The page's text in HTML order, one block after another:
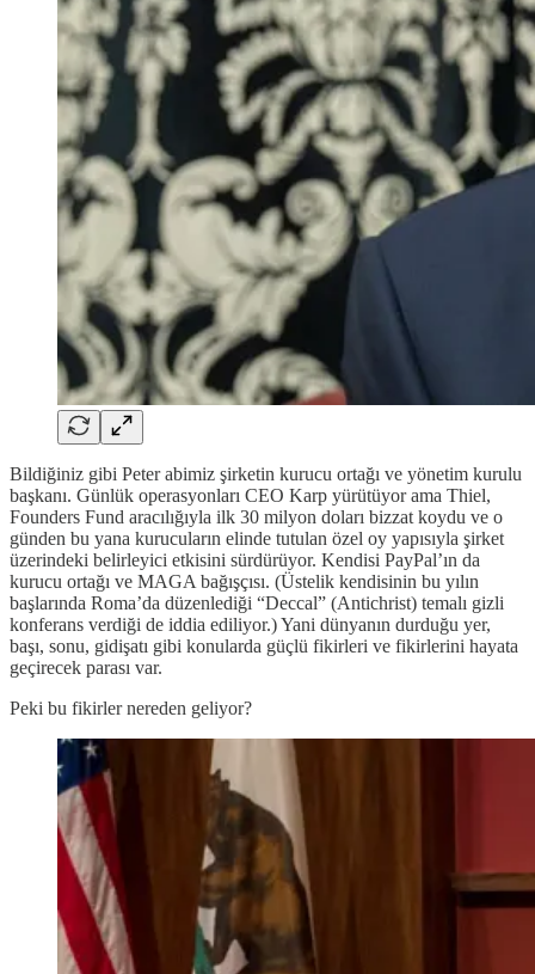
Bildiğiniz gibi Peter abimiz şirketin kurucu ortağı ve yönetim kurulu
başkanı. Günlük operasyonları CEO Karp yürütüyor ama Thiel,
Founders Fund aracılığıyla ilk 30 milyon doları bizzat koydu ve o
günden bu yana kurucuların elinde tutulan özel oy yapısıyla şirket
üzerindeki belirleyici etkisini sürdürüyor. Kendisi PayPal’ın da
kurucu ortağı ve MAGA bağışçısı. (Üstelik kendisinin bu yılın
başlarında Roma’da düzenlediği “Deccal” (Antichrist) temalı gizli
konferans verdiği de iddia ediliyor.) Yani dünyanın durduğu yer,
başı, sonu, gidişatı gibi konularda güçlü fikirleri ve fikirlerini hayata
geçirecek parası var.
Peki bu fikirler nereden geliyor?